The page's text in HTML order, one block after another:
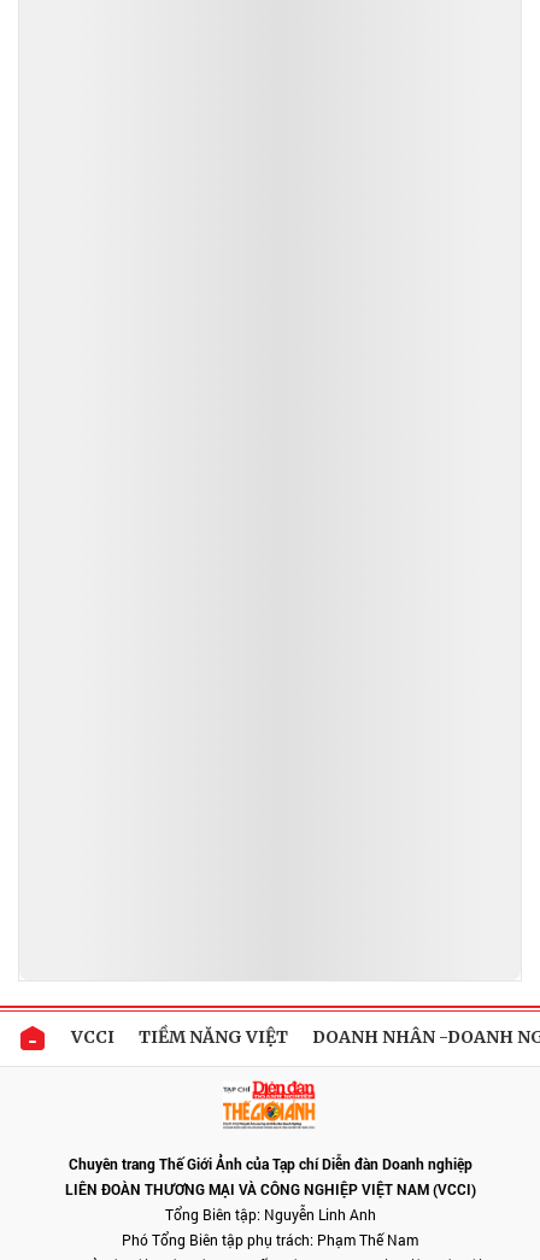
VCCI TIỀM NĂNG VIỆT DOANH NHÂN -DOANH
Chuyên trang Thế Giới Ảnh của Tạp chí Diễn đàn Doanh nghiệp
LIÊN ĐOÀN THƯƠNG MẠI VÀ CÔNG NGHIỆP VIỆT NAM (VCCI)
Tổng Biên tập: Nguyễn Linh Anh
Phó Tổng Biên tập phụ trách: Phạm Thế Nam